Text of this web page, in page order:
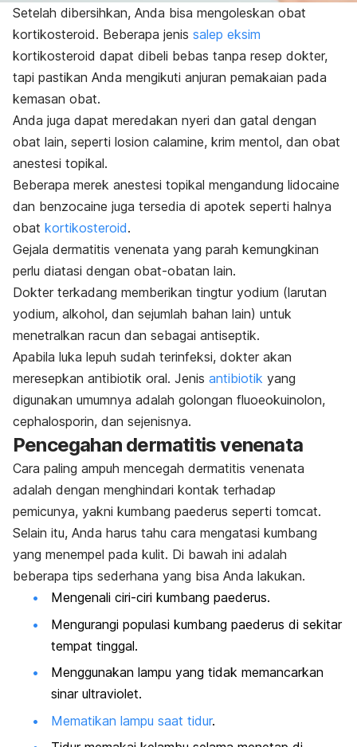
Setelah dibersihkan, Anda bisa mengoleskan obat
kortikosteroid. Beberapa jenis salep eksim
kortikosteroid dapat dibeli bebas tanpa resep dokter,
tapi pastikan Anda mengikuti anjuran pemakaian pada
kemasan obat.
Anda juga dapat meredakan nyeri dan gatal dengan
obat lain, seperti losion calamine, krim mentol, dan obat
anestesi topikal.
Beberapa merek anestesi topikal mengandung lidocaine
dan benzocaine juga tersedia di apotek seperti halnya
obat kortikosteroid.
Gejala dermatitis venenata yang parah kemungkinan
perlu diatasi dengan obat-obatan lain.
Dokter terkadang memberikan tingtur yodium (larutan
yodium, alkohol, dan sejumlah bahan lain) untuk
menetralkan racun dan sebagai antiseptik.
Apabila luka lepuh sudah terinfeksi, dokter akan
meresepkan antibiotik oral. Jenis antibiotik yang
digunakan umumnya adalah golongan fluoeokuinolon,
cephalosporin, dan sejenisnya.
Pencegahan dermatitis venenata
Cara paling ampuh mencegah dermatitis venenata
adalah dengan menghindari kontak terhadap
pemicunya, yakni kumbang paederus seperti tomcat.
Selain itu, Anda harus tahu cara mengatasi kumbang
yang menempel pada kulit. Di bawah ini adalah
beberapa tips sederhana yang bisa Anda lakukan.
Mengenali ciri-ciri kumbang paederus.
Mengurangi populasi kumbang paederus di sekitar
tempat tinggal.
Menggunakan lampu yang tidak memancarkan
sinar ultraviolet.
Mematikan lampu saat tidur.